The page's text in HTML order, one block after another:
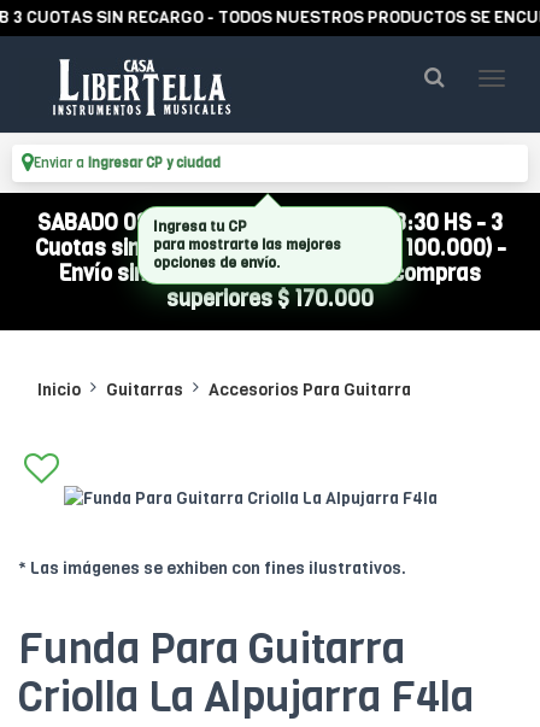
SIN RECARGO - TODOS NUESTROS PRODUCTOS SE
Enviar a Ingresar CP y ciudad
SABADO 08/08 ABIERTO DE 10:00 A 13:30 HS - 3
Cuotas sin interés (compra mínima $ 100.000) -
Envío sin cargo a todo el país por compras
superiores $ 170.000
Inicio Guitarras Accesorios Para Guitarra
* Las imágenes se exhiben con fines ilustrativos.
Funda Para Guitarra
Criolla La Alpujarra F4la